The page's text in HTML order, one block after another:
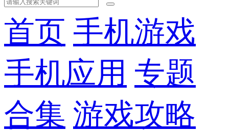
首页 手机游戏
手机应用 专题
合集 游戏攻略